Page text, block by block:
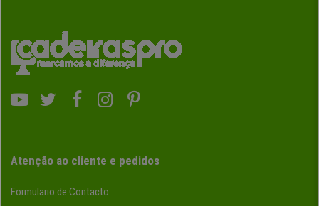
Atenção ao cliente e pedidos
Formulario de Contacto